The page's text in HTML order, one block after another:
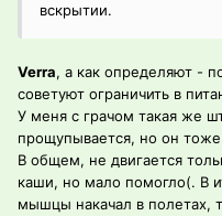
вскрытии.
Verra, а как определяют -
советуют ограничить в
У меня с грачом такая же
прощупывается, но он тоже
В общем, не двигается
каши, но мало помогло(. В
мышцы накачал в полетах,